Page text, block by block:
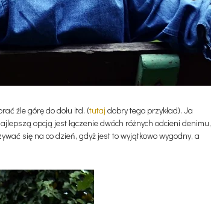
źle górę do dołu itd. (tutaj dobry tego przykład). Ja
opcją jest łączenie dwóch różnych odcieni denimu,
się na co dzień, gdyż jest to wyjątkowo wygodny, a